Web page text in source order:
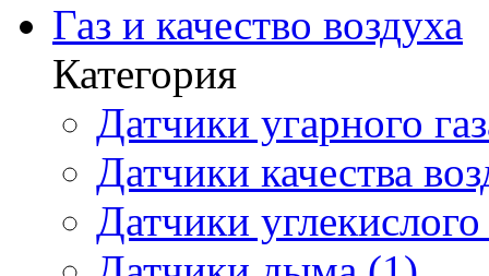
Газ и качество воздуха
Категория
Датчики угарного
Датчики качества
Датчики